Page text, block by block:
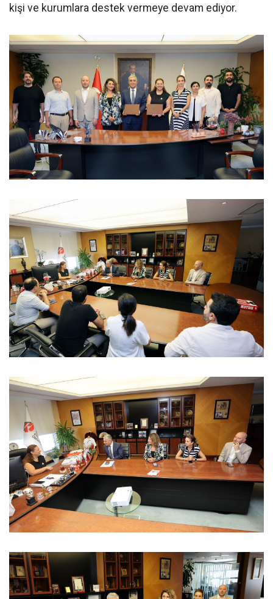
kişi ve kurumlara destek vermeye devam ediyor.